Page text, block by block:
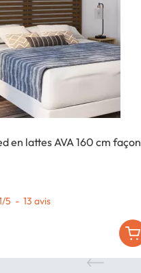
en lattes AVA 160 cm façon
/5 - 13 avis